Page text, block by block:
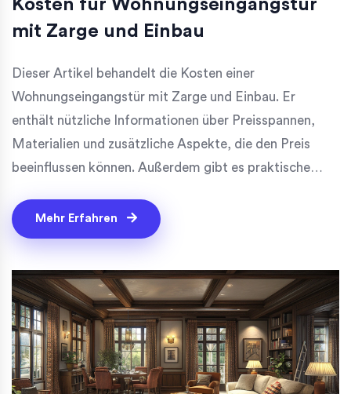
Kosten für Wohnungseingangstür
mit Zarge und Einbau
Dieser Artikel behandelt die Kosten einer
Wohnungseingangstür mit Zarge und Einbau. Er
enthält nützliche Informationen über Preisspannen,
Materialien und zusätzliche Aspekte, die den Preis
beeinflussen können. Außerdem gibt es praktische
Mehr Erfahren